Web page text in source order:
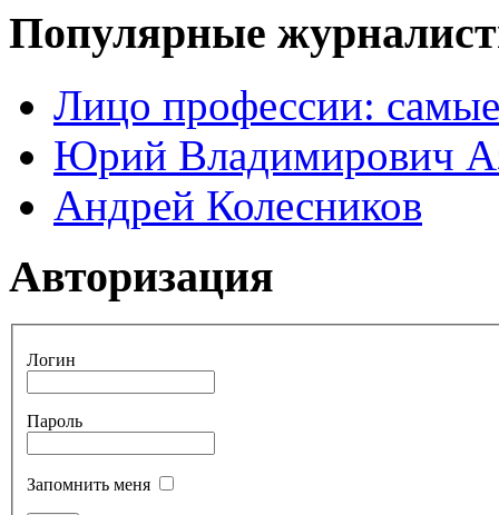
Популярные
Лицо профессии:
Юрий Владимирович
Андрей Колесников
Авторизация
Логин
Пароль
Запомнить меня